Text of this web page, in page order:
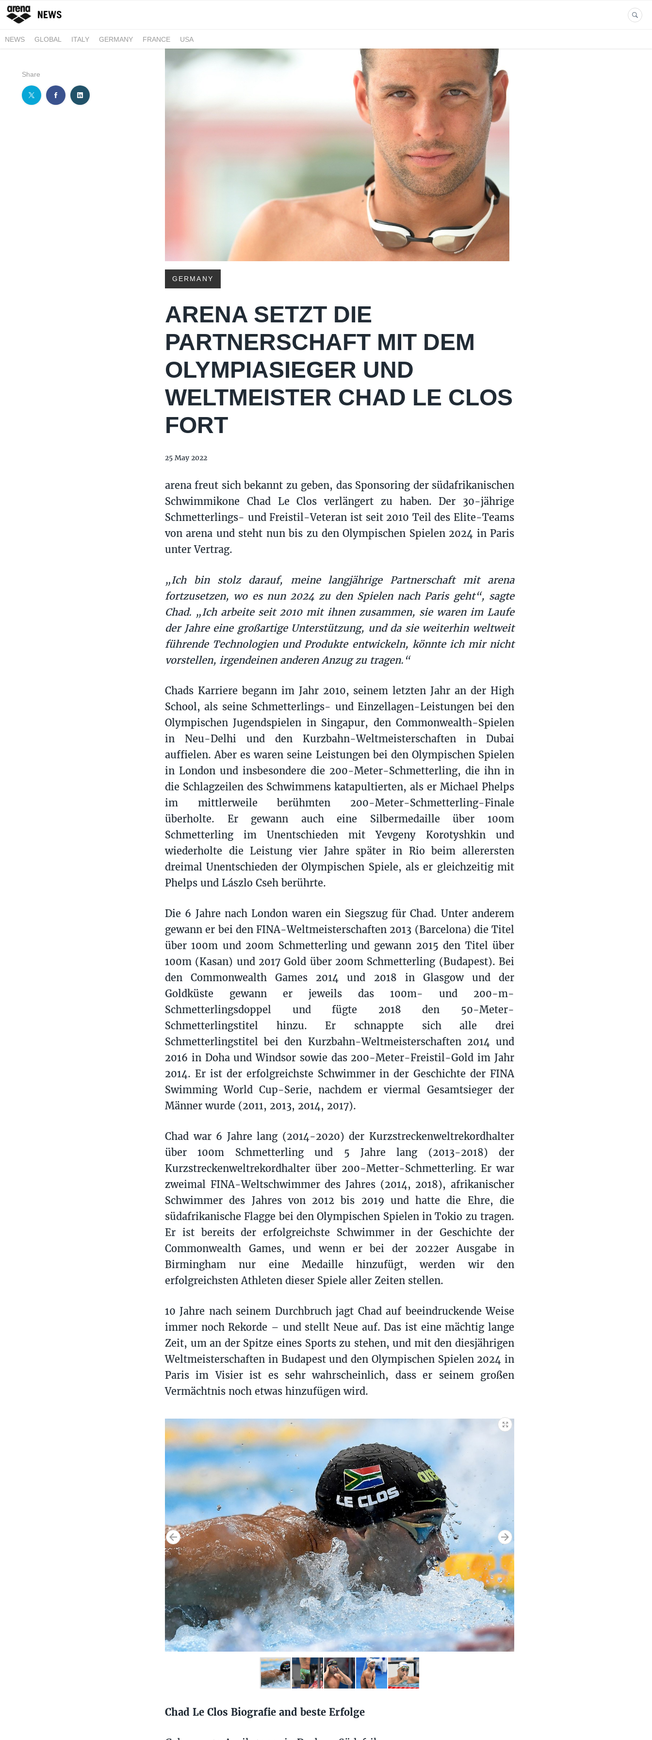
NEWS GLOBAL ITALY GERMANY FRANCE USA
Share
GERMANY
ARENA SETZT DIE
PARTNERSCHAFT MIT DEM
OLYMPIASIEGER UND
WELTMEISTER CHAD LE CLOS
FORT
25 May 2022
arena freut sich bekannt zu geben, das Sponsoring der südafrikanischen
Schwimmikone Chad Le Clos verlängert zu haben. Der 30-jährige
Schmetterlings- und Freistil-Veteran ist seit 2010 Teil des Elite-Teams
von arena und steht nun bis zu den Olympischen Spielen 2024 in Paris
unter Vertrag.
„Ich bin stolz darauf, meine langjährige Partnerschaft mit arena
fortzusetzen, wo es nun 2024 zu den Spielen nach Paris geht“, sagte
Chad. „Ich arbeite seit 2010 mit ihnen zusammen, sie waren im Laufe
der Jahre eine großartige Unterstützung, und da sie weiterhin weltweit
führende Technologien und Produkte entwickeln, könnte ich mir nicht
vorstellen, irgendeinen anderen Anzug zu tragen.“
Chads Karriere begann im Jahr 2010, seinem letzten Jahr an der High
School, als seine Schmetterlings- und Einzellagen-Leistungen bei den
Olympischen Jugendspielen in Singapur, den Commonwealth-Spielen
in Neu-Delhi und den Kurzbahn-Weltmeisterschaften in Dubai
auffielen. Aber es waren seine Leistungen bei den Olympischen Spielen
in London und insbesondere die 200-Meter-Schmetterling, die ihn in
die Schlagzeilen des Schwimmens katapultierten, als er Michael Phelps
im mittlerweile berühmten 200-Meter-Schmetterling-Finale
überholte. Er gewann auch eine Silbermedaille über 100m
Schmetterling im Unentschieden mit Yevgeny Korotyshkin und
wiederholte die Leistung vier Jahre später in Rio beim allerersten
dreimal Unentschieden der Olympischen Spiele, als er gleichzeitig mit
Phelps und Lászlo Cseh berührte.
Die 6 Jahre nach London waren ein Siegszug für Chad. Unter anderem
gewann er bei den FINA-Weltmeisterschaften 2013 (Barcelona) die Titel
über 100m und 200m Schmetterling und gewann 2015 den Titel über
100m (Kasan) und 2017 Gold über 200m Schmetterling (Budapest). Bei
den Commonwealth Games 2014 und 2018 in Glasgow und der
Goldküste gewann er jeweils das 100m- und 200-m-
Schmetterlingsdoppel und fügte 2018 den 50-Meter-
Schmetterlingstitel hinzu. Er schnappte sich alle drei
Schmetterlingstitel bei den Kurzbahn-Weltmeisterschaften 2014 und
2016 in Doha und Windsor sowie das 200-Meter-Freistil-Gold im Jahr
2014. Er ist der erfolgreichste Schwimmer in der Geschichte der FINA
Swimming World Cup-Serie, nachdem er viermal Gesamtsieger der
Männer wurde (2011, 2013, 2014, 2017).
Chad war 6 Jahre lang (2014-2020) der Kurzstreckenweltrekordhalter
über 100m Schmetterling und 5 Jahre lang (2013-2018) der
Kurzstreckenweltrekordhalter über 200-Metter-Schmetterling. Er war
zweimal FINA-Weltschwimmer des Jahres (2014, 2018), afrikanischer
Schwimmer des Jahres von 2012 bis 2019 und hatte die Ehre, die
südafrikanische Flagge bei den Olympischen Spielen in Tokio zu tragen.
Er ist bereits der erfolgreichste Schwimmer in der Geschichte der
Commonwealth Games, und wenn er bei der 2022er Ausgabe in
Birmingham nur eine Medaille hinzufügt, werden wir den
erfolgreichsten Athleten dieser Spiele aller Zeiten stellen.
10 Jahre nach seinem Durchbruch jagt Chad auf beeindruckende Weise
immer noch Rekorde – und stellt Neue auf. Das ist eine mächtig lange
Zeit, um an der Spitze eines Sports zu stehen, und mit den diesjährigen
Weltmeisterschaften in Budapest und den Olympischen Spielen 2024 in
Paris im Visier ist es sehr wahrscheinlich, dass er seinem großen
Vermächtnis noch etwas hinzufügen wird.
Chad Le Clos Biografie and beste Erfolge